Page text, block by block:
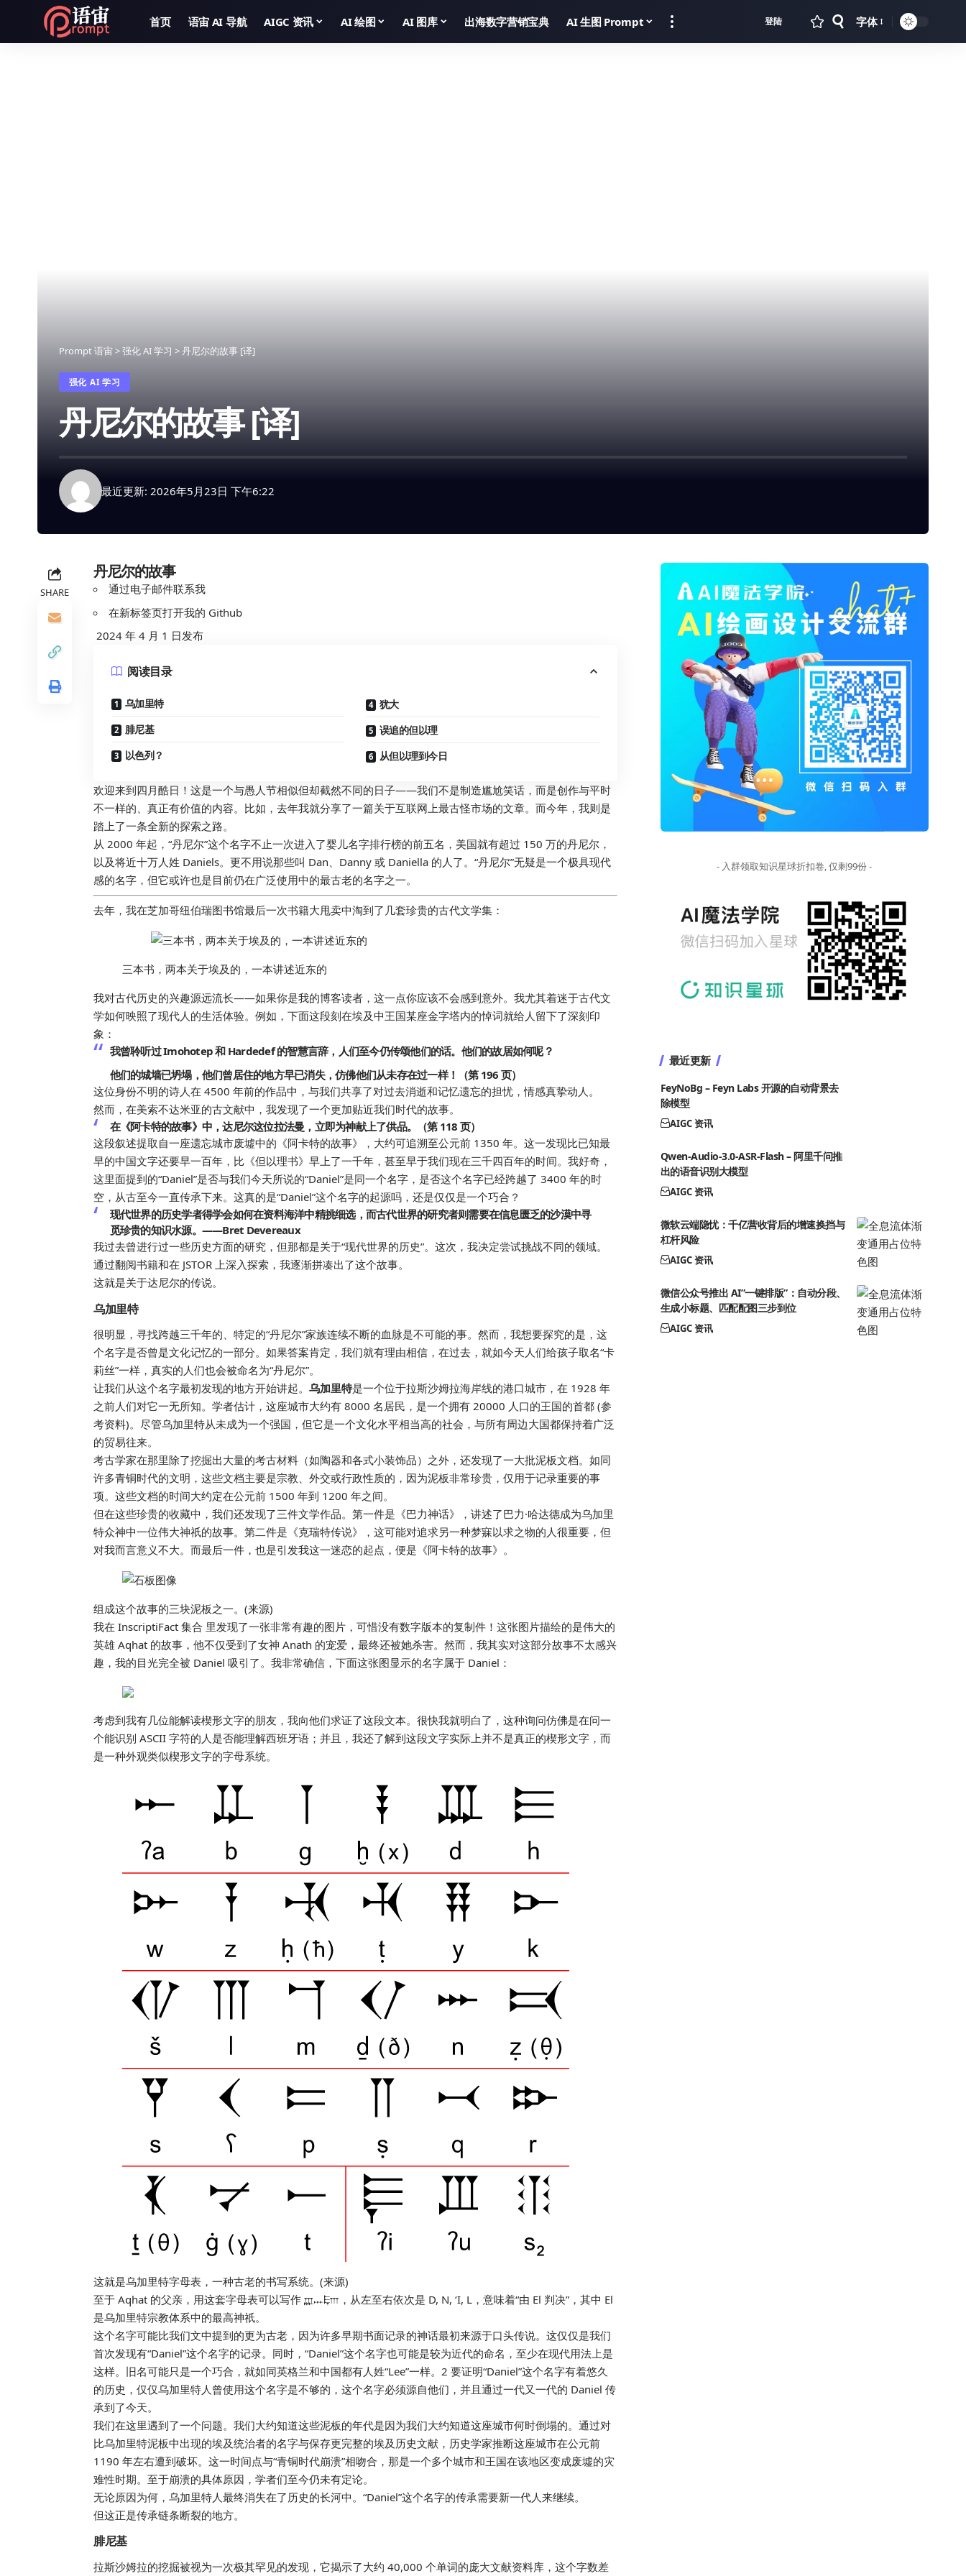
首页 语宙 AI 导航 AIGC 资讯 AI 绘图 AI 图库 出海数字营销宝典 AI 生图 Prompt 登陆
Font
Resizer
字体
Prompt 语宙>强化 AI 学习 >丹尼尔的故事 [译]
强化 AI 学习
丹尼尔的故事 [译]
最近更新: 2026年5月23日 下午6:22
SHARE
丹尼尔的故事
通过电子邮件联系我
在新标签页打开我的 Github
2024 年 4 月 1 日发布
阅读目录
乌加里特
腓尼基
以色列？
犹大
误追的但以理
从但以理到今日
欢迎来到四月酷日！这是一个与愚人节相似但却截然不同的日子——我们不是制造尴尬笑话，而是创作与平时
不一样的、真正有价值的内容。比如，去年我就分享了一篇关于互联网上最古怪市场的文章。而今年，我则是
踏上了一条全新的探索之路。
从 2000 年起，“丹尼尔”这个名字不止一次进入了婴儿名字排行榜的前五名，美国就有超过 150 万的丹尼尔，
以及将近十万人姓 Daniels。更不用说那些叫 Dan、Danny 或 Daniella 的人了。“丹尼尔”无疑是一个极具现代
感的名字，但它或许也是目前仍在广泛使用中的最古老的名字之一。
去年，我在芝加哥纽伯瑞图书馆最后一次书籍大甩卖中淘到了几套珍贵的古代文学集：
三本书，两本关于埃及的，一本讲述近东的
我对古代历史的兴趣源远流长——如果你是我的博客读者，这一点你应该不会感到意外。我尤其着迷于古代文
学如何映照了现代人的生活体验。例如，下面这段刻在埃及中王国某座金字塔内的悼词就给人留下了深刻印
象：
我曾聆听过 Imohotep 和 Hardedef 的智慧言辞，人们至今仍传颂他们的话。他们的故居如何呢？
他们的城墙已坍塌，他们曾居住的地方早已消失，仿佛他们从未存在过一样！（第 196 页）
这位身份不明的诗人在 4500 年前的作品中，与我们共享了对过去消逝和记忆遗忘的担忧，情感真挚动人。
然而，在美索不达米亚的古文献中，我发现了一个更加贴近我们时代的故事。
在《阿卡特的故事》中，达尼尔这位拉法曼，立即为神献上了供品。（第 118 页）
这段叙述提取自一座遗忘城市废墟中的《阿卡特的故事》，大约可追溯至公元前 1350 年。这一发现比已知最
早的中国文字还要早一百年，比《但以理书》早上了一千年，甚至早于我们现在三千四百年的时间。我好奇，
这里面提到的“Daniel”是否与我们今天所说的“Daniel”是同一个名字，是否这个名字已经跨越了 3400 年的时
空，从古至今一直传承下来。这真的是“Daniel”这个名字的起源吗，还是仅仅是一个巧合？
现代世界的历史学者得学会如何在资料海洋中精挑细选，而古代世界的研究者则需要在信息匮乏的沙漠中寻
觅珍贵的知识水源。——Bret Devereaux
我过去曾进行过一些历史方面的研究，但那都是关于“现代世界的历史”。这次，我决定尝试挑战不同的领域。
通过翻阅书籍和在 JSTOR 上深入探索，我逐渐拼凑出了这个故事。
这就是关于达尼尔的传说。
乌加里特
很明显，寻找跨越三千年的、特定的“丹尼尔”家族连续不断的血脉是不可能的事。然而，我想要探究的是，这
个名字是否曾是文化记忆的一部分。如果答案肯定，我们就有理由相信，在过去，就如今天人们给孩子取名“卡
莉丝”一样，真实的人们也会被命名为“丹尼尔”。
让我们从这个名字最初发现的地方开始讲起。 乌加里特是一个位于拉斯沙姆拉海岸线的港口城市，在 1928 年
之前人们对它一无所知。学者估计，这座城市大约有 8000 名居民，是一个拥有 20000 人口的王国的首都 (参
考资料)。尽管乌加里特从未成为一个强国，但它是一个文化水平相当高的社会，与所有周边大国都保持着广泛
的贸易往来。
考古学家在那里除了挖掘出大量的考古材料（如陶器和各式小装饰品）之外，还发现了一大批泥板文档。如同
许多青铜时代的文明，这些文档主要是宗教、外交或行政性质的，因为泥板非常珍贵，仅用于记录重要的事
项。这些文档的时间大约定在公元前 1500 年到 1200 年之间。
但在这些珍贵的收藏中，我们还发现了三件文学作品。第一件是《巴力神话》，讲述了巴力·哈达德成为乌加里
特众神中一位伟大神祇的故事。第二件是《克瑞特传说》，这可能对追求另一种梦寐以求之物的人很重要，但
对我而言意义不大。而最后一件，也是引发我这一迷恋的起点，便是《阿卡特的故事》。
组成这个故事的三块泥板之一。(来源)
我在 InscriptiFact 集合 里发现了一张非常有趣的图片，可惜没有数字版本的复制件！这张图片描绘的是伟大的
英雄 Aqhat 的故事，他不仅受到了女神 Anath 的宠爱，最终还被她杀害。然而，我其实对这部分故事不太感兴
趣，我的目光完全被 Daniel 吸引了。我非常确信，下面这张图显示的名字属于 Daniel：
考虑到我有几位能解读楔形文字的朋友，我向他们求证了这段文本。很快我就明白了，这种询问仿佛是在问一
个能识别 ASCII 字符的人是否能理解西班牙语；并且，我还了解到这段文字实际上并不是真正的楔形文字，而
是一种外观类似楔形文字的字母系统。
这就是乌加里特字母表，一种古老的书写系统。(来源)
至于 Aqhat 的父亲，用这套字母表可以写作 𐎄𐎐𐎛𐎍，从左至右依次是 D, N, ‘I, L，意味着“由 El 判决”，其中 El
是乌加里特宗教体系中的最高神祇。
这个名字可能比我们文中提到的更为古老，因为许多早期书面记录的神话最初来源于口头传说。这仅仅是我们
首次发现有“Daniel”这个名字的记录。同时，“Daniel”这个名字也可能是较为近代的命名，至少在现代用法上是
这样。旧名可能只是一个巧合，就如同英格兰和中国都有人姓“Lee”一样。2 要证明“Daniel”这个名字有着悠久
的历史，仅仅乌加里特人曾使用这个名字是不够的，这个名字必须源自他们，并且通过一代又一代的 Daniel 传
承到了今天。
我们在这里遇到了一个问题。我们大约知道这些泥板的年代是因为我们大约知道这座城市何时倒塌的。通过对
比乌加里特泥板中出现的埃及统治者的名字与保存更完整的埃及历史文献，历史学家推断这座城市在公元前
1190 年左右遭到破坏。这一时间点与“青铜时代崩溃”相吻合，那是一个多个城市和王国在该地区变成废墟的灾
难性时期。至于崩溃的具体原因，学者们至今仍未有定论。
无论原因为何，乌加里特人最终消失在了历史的长河中。“Daniel”这个名字的传承需要新一代人来继续。
但这正是传承链条断裂的地方。
腓尼基
拉斯沙姆拉的挖掘被视为一次极其罕见的发现，它揭示了大约 40,000 个单词的庞大文献资料库，这个字数差
- 入群领取知识星球折扣卷, 仅剩99份 -
最近更新
FeyNoBg – Feyn Labs 开源的自动背景去
除模型
AIGC 资讯
Qwen-Audio-3.0-ASR-Flash – 阿里千问推
出的语音识别大模型
AIGC 资讯
微软云端隐忧：千亿营收背后的增速换挡与
杠杆风险
AIGC 资讯
微信公众号推出 AI”一键排版”：自动分段、
生成小标题、匹配配图三步到位
AIGC 资讯